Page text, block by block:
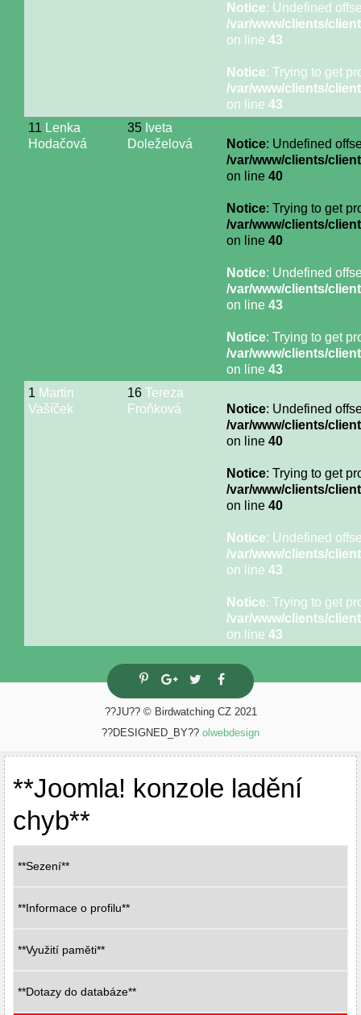
Notice: Undefined
/var/www/clients/
on line 43
Notice: Trying to get
/var/www/clients/
on line 43
11 Lenka
Hodačová
35 Iveta
Doleželová
Notice: Undefined
/var/www/clients/
on line 40
Notice: Trying to get
/var/www/clients/
on line 40
Notice: Undefined
/var/www/clients/
on line 43
Notice: Trying to get
/var/www/clients/
on line 43
1 Martin
Vašíček
16 Tereza
Froňková
Notice: Undefined
/var/www/clients/
on line 40
Notice: Trying to get
/var/www/clients/
on line 40
Notice: Undefined
/var/www/clients/
on line 43
Notice: Trying to get
/var/www/clients/
on line 43
??JU?? © Birdwatching CZ 2021
??DESIGNED_BY?? olwebdesign
**Joomla! konzole ladění
chyb**
**Sezení**
**Informace o profilu**
**Využití paměti**
**Dotazy do databáze**